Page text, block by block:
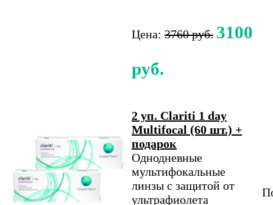
Цена: 3760 руб. 3100
руб.
2 уп. Clariti 1 day
Multifocal (60 шт.) +
подарок
Однодневные
мультифокальные
линзы с защитой от
ультрафиолета